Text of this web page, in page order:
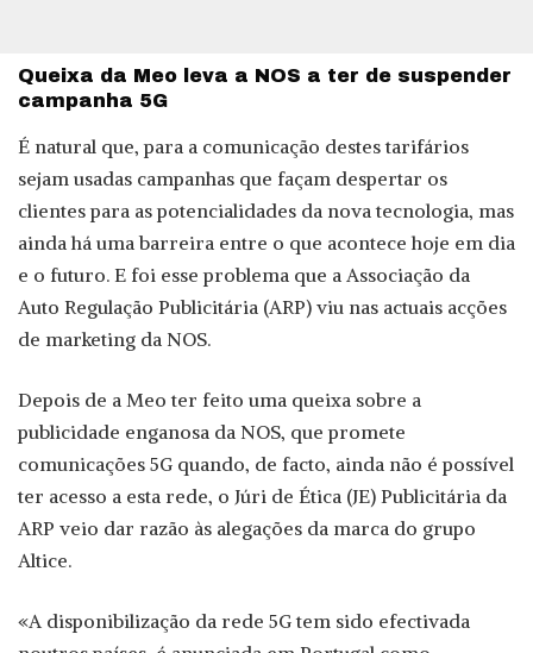
Queixa da Meo leva a NOS a ter de suspender
campanha 5G
É natural que, para a comunicação destes tarifários
sejam usadas campanhas que façam despertar os
clientes para as potencialidades da nova tecnologia, mas
ainda há uma barreira entre o que acontece hoje em dia
e o futuro. E foi esse problema que a Associação da
Auto Regulação Publicitária (ARP) viu nas actuais acções
de marketing da NOS.
Depois de a Meo ter feito uma queixa sobre a
publicidade enganosa da NOS, que promete
comunicações 5G quando, de facto, ainda não é possível
ter acesso a esta rede, o Júri de Ética (JE) Publicitária da
ARP veio dar razão às alegações da marca do grupo
Altice.
«A disponibilização da rede 5G tem sido efectivada